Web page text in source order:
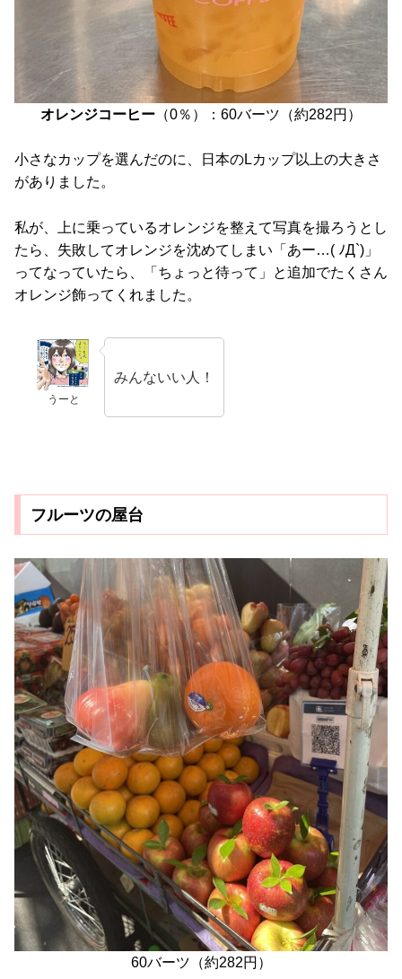
オレンジコーヒー （0％）：60バーツ（約282円）
小さなカップを選んだのに、日本のLカップ以上の大きさ
がありました。
私が、上に乗っているオレンジを整えて写真を撮ろうとし
たら、失敗してオレンジを沈めてしまい「あー…( ﾉД`)」
ってなっていたら、「ちょっと待って」と追加でたくさん
オレンジ飾ってくれました。
うーと
みんないい人！
フルーツの屋台
60バーツ（約282円）